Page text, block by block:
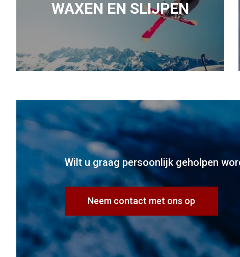
WAXEN EN SLIJPEN
Wilt u graag persoonlijk geholpen
Neem contact met ons op